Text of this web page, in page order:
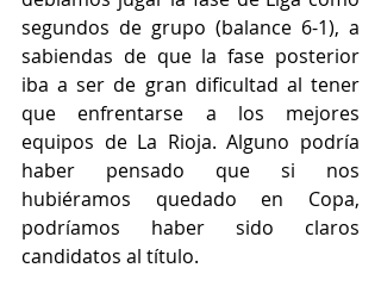
segundos de grupo (balance 6-1), a
sabiendas de que la fase posterior
iba a ser de gran dificultad al tener
que enfrentarse a los mejores
equipos de La Rioja. Alguno podría
haber pensado que si nos
hubiéramos quedado en Copa,
podríamos haber sido claros
candidatos al título.